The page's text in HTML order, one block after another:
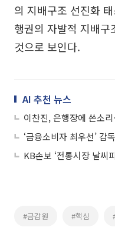
의 지배구조 선진화
행권의 자발적 지배
것으로 보인다.
AI 추천 뉴스
#금감원 #핵심